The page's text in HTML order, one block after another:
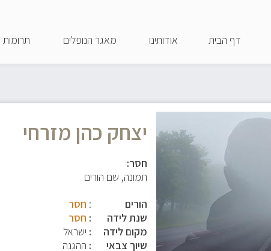
העיקרי
דף הבית אודותינו מאגר הנופלים תרומות
יצחק כהן מזרחי
חסר:
תמונה, שם הורים
הורים
: חסר
שנת לידה
חסר
מקום לידה
ישראל
שיוך צבאי
ההגנה